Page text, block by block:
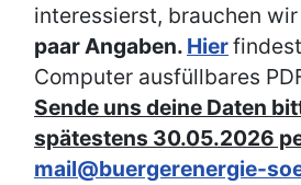
interessierst, brauchen wir
paar Angaben. Hier
Computer ausfüllbares
Sende uns deine Daten
spätestens 30.05.2026
mail@buergerenergie-